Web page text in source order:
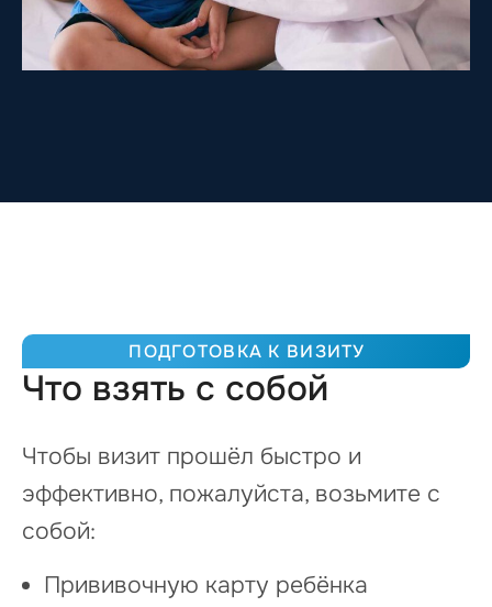
ПОДГОТОВКА К ВИЗИТУ
Что взять с собой
Чтобы визит прошёл быстро и
эффективно, пожалуйста, возьмите с
собой:
Прививочную карту ребёнка